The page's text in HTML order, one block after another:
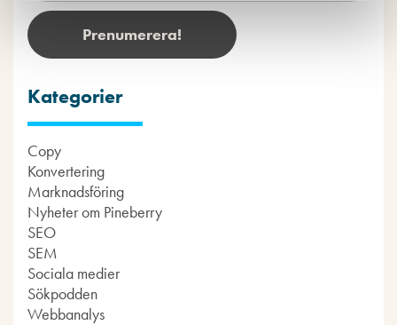
Kategorier
Copy
Konvertering
Marknadsföring
Nyheter om Pineberry
SEO
SEM
Sociala medier
Sökpodden
Webbanalys